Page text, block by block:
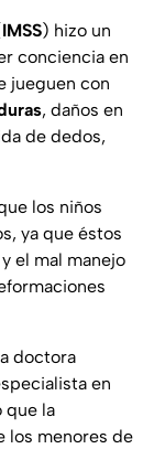
IMSS) hizo un
conciencia en
jueguen con
, daños en
de dedos,
los niños
ya que éstos
el mal manejo
doctora
en
que la
los menores de